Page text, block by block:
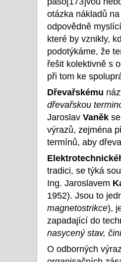
otázka nákladů
odpovědně
které by vznikly,
podotýkáme, že
řešit kolektivně s
při tom ke
Dřevařskému
dřevařskou
Jaroslav Vaněk
výrazů, zejména
termínů, aby
tradici, se týká
Ing. Jaroslavem
1952). Jsou to
magnetostrikce),
zapadající do
nasycený stav,
O odborných